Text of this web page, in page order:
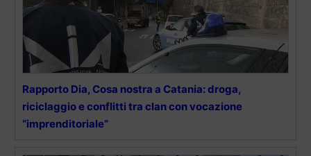
Rapporto Dia, Cosa nostra a Catania: droga,
riciclaggio e conflitti tra clan con vocazione
“imprenditoriale”